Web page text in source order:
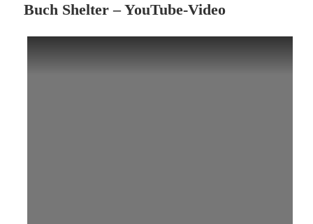
Buch Shelter – YouTube-Video